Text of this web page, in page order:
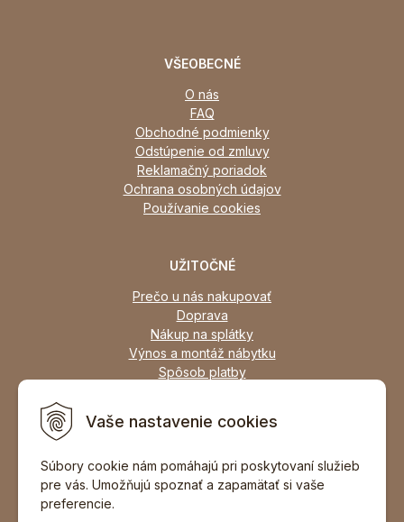
Vaše nastavenie cookies
Súbory cookie nám pomáhajú pri poskytovaní služieb
pre vás. Umožňujú spoznať a zapamätať si vaše
preferencie.
VŠEOBECNÉ
O nás
FAQ
Obchodné podmienky
Odstúpenie od zmluvy
Reklamačný poriadok
Ochrana osobných údajov
Používanie cookies
UŽITOČNÉ
Prečo u nás nakupovať
Doprava
Nákup na splátky
Výnos a montáž nábytku
Spôsob platby
Zariadime všetky typy interiérov
DOPORUČIŤ ZNÁMEMU